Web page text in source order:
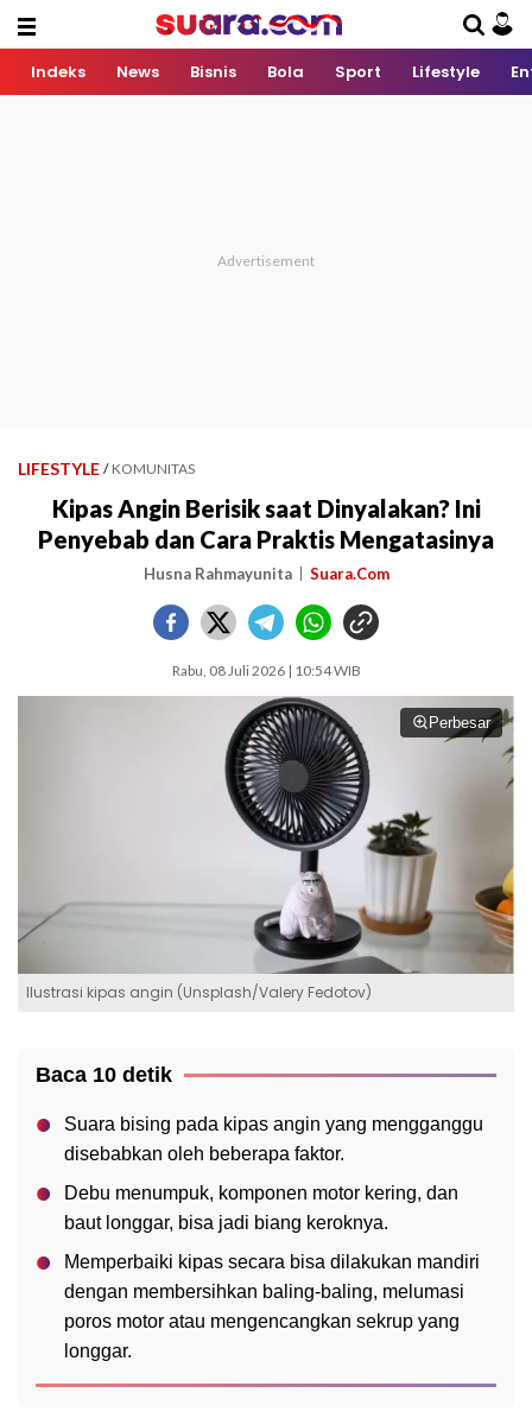
Indeks News Bisnis Bola Sport Lifestyle
LIFESTYLE / KOMUNITAS
Kipas Angin Berisik saat Dinyalakan? Ini
Penyebab dan Cara Praktis Mengatasinya
Husna Rahmayunita Suara.Com
Rabu, 08 Juli 2026 | 10:54 WIB
Perbesar
Ilustrasi kipas angin (Unsplash/Valery Fedotov)
Baca 10 detik
Suara bising pada kipas angin yang mengganggu
disebabkan oleh beberapa faktor.
Debu menumpuk, komponen motor kering, dan
baut longgar, bisa jadi biang keroknya.
Memperbaiki kipas secara bisa dilakukan mandiri
dengan membersihkan baling-baling, melumasi
poros motor atau mengencangkan sekrup yang
longgar.